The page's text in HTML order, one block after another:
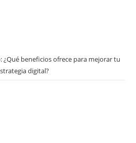
¿Qué beneficios ofrece para mejorar tu
digital?